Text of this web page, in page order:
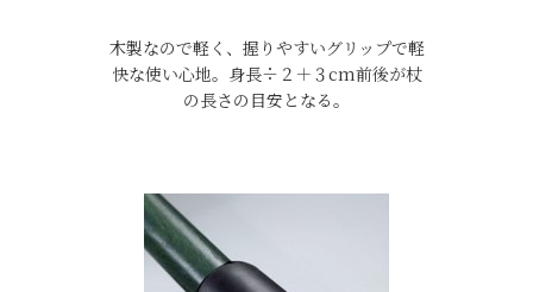
木製なので軽く、握りやすいグリップで軽
快な使い心地。身長÷２＋３cm前後が杖
の長さの目安となる。